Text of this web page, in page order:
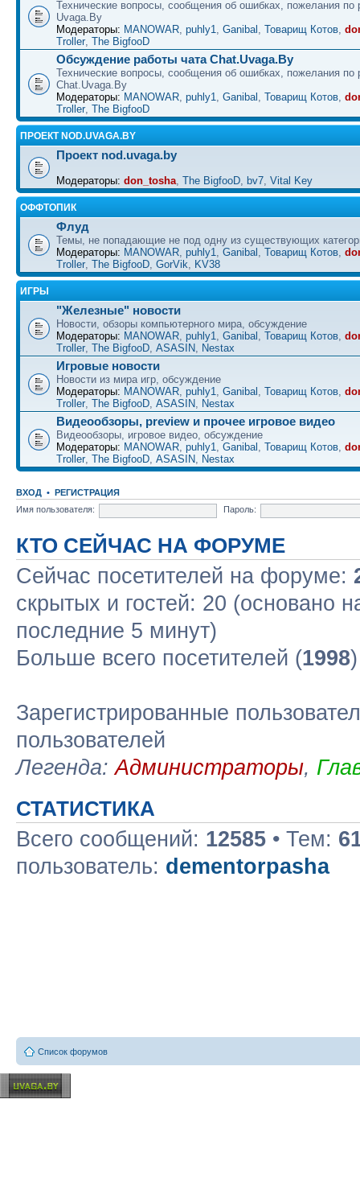
Технические вопросы, сообщения об ошибках, пожелания по
Uvaga.By
Модераторы: MANOWAR puhly1 Ganibal Товарищ Котов
Troller, The BigfooD
Обсуждение работы чата Chat.Uvaga.By
Технические вопросы, сообщения об ошибках, пожелания по
Chat.Uvaga.By
Модераторы: MANOWAR puhly1 Ganibal Товарищ Котов
Troller, The BigfooD
ПРОЕКТ NOD.UVAGA.BY
Проект nod.uvaga.by
Модераторы: don_tosha The BigfooD bv7 Vital Key
ОФФТОПИК
Флуд
Темы, не попадающие не под одну из существующих
Модераторы: MANOWAR puhly1 Ganibal Товарищ Котов
Troller The BigfooD GorVik KV38
ИГРЫ
"Железные" новости
Новости, обзоры компьютерного мира, обсуждение
Модераторы: MANOWAR puhly1 Ganibal Товарищ Котов
Troller The BigfooD ASASIN Nestax
Игровые новости
Новости из мира игр, обсуждение
Модераторы: MANOWAR puhly1 Ganibal Товарищ Котов
Troller, The BigfooD ASASIN Nestax
Видеообзоры, preview и прочее игровое видео
Видеообзоры, игровое видео, обсуждение
Модераторы: MANOWAR puhly1 Ganibal Товарищ Котов
Troller, The BigfooD ASASIN Nestax
ВХОД • РЕГИСТРАЦИЯ
Имя пользователя:
Пароль:
КТО СЕЙЧАС НА ФОРУМЕ
Сейчас посетителей на форуме:
скрытых и гостей: 20 (основано
последние 5 минут)
Больше всего посетителей (1998
Зарегистрированные
пользователей
Легенда:Администраторы,
СТАТИСТИКА
Всего сообщений: 12585 • Тем:
пользователь: dementorpasha
Список форумов